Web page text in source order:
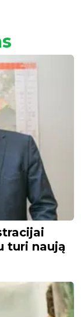
turi naują